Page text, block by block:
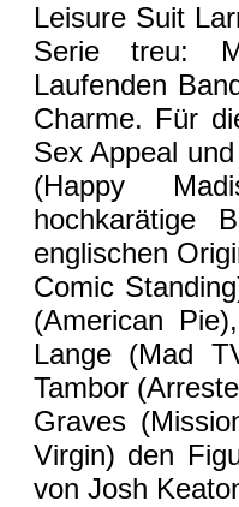
Leisure Suit
Serie treu:
Laufenden
Charme. Für
Sex Appeal
(Happy
hochkarätige
englischen
Comic
(American
Lange (Mad
Tambor
Graves
Virgin) den
von Josh